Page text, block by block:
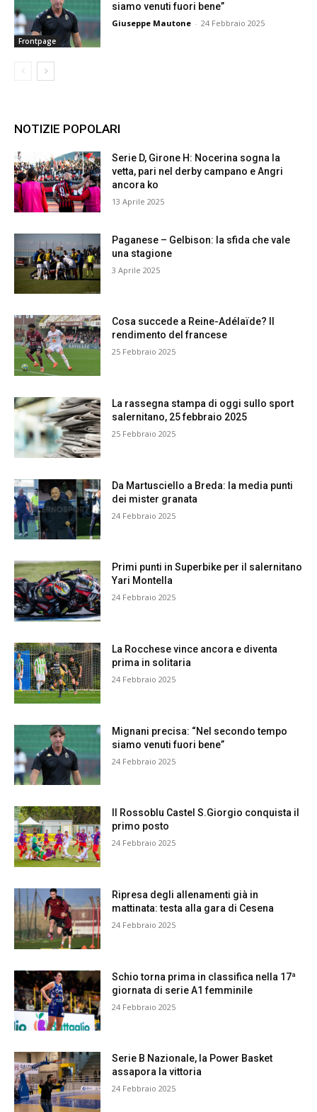
Frontpage
siamo venuti fuori bene”
Giuseppe Mautone - 24 Febbraio 2025
NOTIZIE POPOLARI
Serie D, Girone H: Nocerina sogna la
vetta, pari nel derby campano e Angri
ancora ko
13 Aprile 2025
Paganese – Gelbison: la sfida che vale
una stagione
3 Aprile 2025
Cosa succede a Reine-Adélaïde? Il
rendimento del francese
25 Febbraio 2025
La rassegna stampa di oggi sullo sport
salernitano, 25 febbraio 2025
25 Febbraio 2025
Da Martusciello a Breda: la media punti
dei mister granata
24 Febbraio 2025
Primi punti in Superbike per il salernitano
Yari Montella
24 Febbraio 2025
La Rocchese vince ancora e diventa
prima in solitaria
24 Febbraio 2025
Mignani precisa: “Nel secondo tempo
siamo venuti fuori bene”
24 Febbraio 2025
Il Rossoblu Castel S.Giorgio conquista il
primo posto
24 Febbraio 2025
Ripresa degli allenamenti già in
mattinata: testa alla gara di Cesena
24 Febbraio 2025
Schio torna prima in classifica nella 17ª
giornata di serie A1 femminile
24 Febbraio 2025
Serie B Nazionale, la Power Basket
assapora la vittoria
24 Febbraio 2025